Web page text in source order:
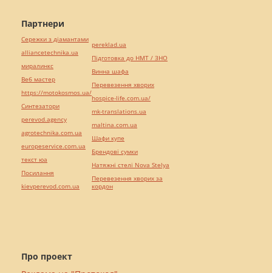
Про проект
Партнери
Сережки з діамантами
alliancetechnika.ua
миралинкс
Веб мастер
https://motokosmos.ua/
Синтезатори
perevod.agency
agrotechnika.com.ua
europeservice.com.ua
текст юа
Посилання
kievperevod.com.ua
pereklad.ua
Підготовка до НМТ / ЗНО
Винна шафа
Перевезення хворих
hospice-life.com.ua/
mk-translations.ua
maltina.com.ua
Шафи купе
Брендові сумки
Натяжні стелі Nova Stelya
Перевезення хворих за
кордон